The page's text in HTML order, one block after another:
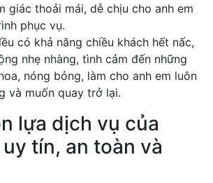
giác thoải mái, dễ chịu cho anh em
phục vụ.
có khả năng chiều khách hết nấc,
nhẹ nhàng, tình cảm đến những
nóng bỏng, làm cho anh em luôn
và muốn quay trở lại.
lựa dịch vụ của
tín, an toàn và